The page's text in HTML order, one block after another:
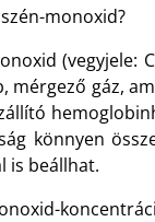
monoxid?
(vegyjele:
mérgező gáz,
könnyen
is beállhat.